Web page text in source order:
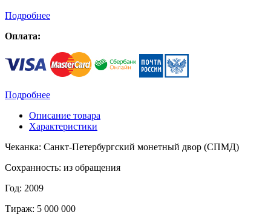
Подробнее
Оплата:
Подробнее
Описание товара
Характеристики
Чеканка: Санкт-Петербургский монетный двор (СПМД)
Сохранность: из обращения
Год: 2009
Тираж: 5 000 000